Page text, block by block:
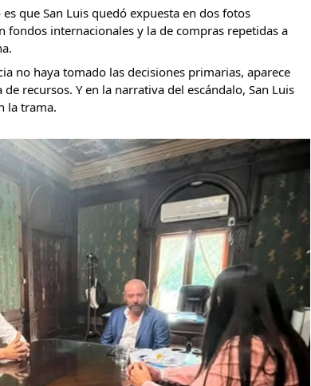
que San Luis quedó expuesta en dos fotos
internacionales y la de compras repetidas a
no haya tomado las decisiones primarias, aparece
recursos. Y en la narrativa del escándalo, San Luis
la trama.